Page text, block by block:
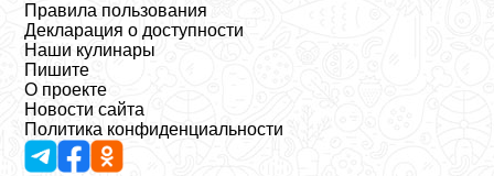
Правила пользования
Декларация о доступности
Наши кулинары
Пишите
О проекте
Новости сайта
Политика конфиденциальности